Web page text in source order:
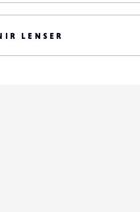
LENSER